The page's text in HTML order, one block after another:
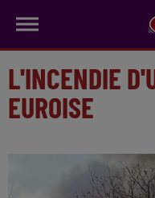
L'INCENDIE
EUROISE